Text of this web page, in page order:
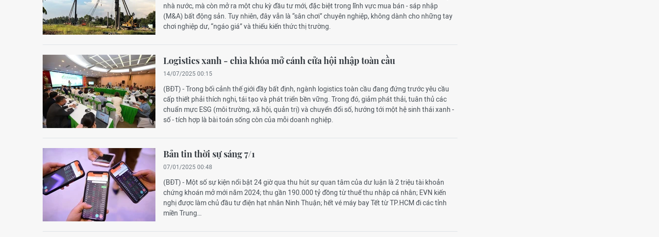
nhà nước, mà còn mở ra một chu kỳ đầu tư mới, đặc biệt trong lĩnh vực mua bán - sáp nhập
(M&A) bất động sản. Tuy nhiên, đây vẫn là “sân chơi” chuyên nghiệp, không dành cho những tay
chơi nghiệp dư, “ngáo giá” và thiếu kiến thức thị trường.
Logistics xanh - chìa khóa mở cánh cửa hội nhập toàn cầu
14/07/2025 00:15
(BĐT) - Trong bối cảnh thế giới đầy bất định, ngành logistics toàn cầu đang đứng trước yêu cầu
cấp thiết phải thích nghi, tái tạo và phát triển bền vững. Trong đó, giảm phát thải, tuân thủ các
chuẩn mực ESG (môi trường, xã hội, quản trị) và chuyển đổi số, hướng tới một hệ sinh thái xanh -
số - tích hợp là bài toán sống còn của mỗi doanh nghiệp.
Bản tin thời sự sáng 7/1
07/01/2025 00:48
(BĐT) - Một số sự kiện nổi bật 24 giờ qua thu hút sự quan tâm của dư luận là 2 triệu tài khoản
chứng khoán mở mới năm 2024; thu gần 190.000 tỷ đồng từ thuế thu nhập cá nhân; EVN kiến
nghị được làm chủ đầu tư điện hạt nhân Ninh Thuận; hết vé máy bay Tết từ TP.HCM đi các tỉnh
miền Trung…